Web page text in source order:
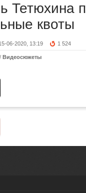
Тетюхина
квоты
06-2020, 13:19 1 524
/ Видеосюжеты